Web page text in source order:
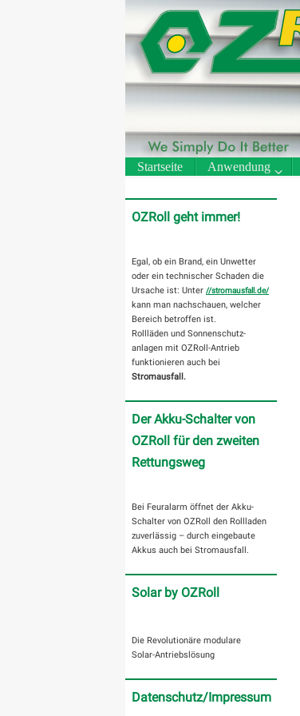
Zum
Inhalt
springen
Startseite Anwendung
OZRoll geht immer!
Egal, ob ein Brand, ein Unwetter
oder ein technischer Schaden die
Ursache ist: Unter //stromausfall.de/
kann man nachschauen, welcher
Bereich betroffen ist.
Rollläden und Sonnenschutz-
anlagen mit OZRoll-Antrieb
funktionieren auch bei
Stromausfall.
Der Akku-Schalter von
OZRoll für den zweiten
Rettungsweg
Bei Feuralarm öffnet der Akku-
Schalter von OZRoll den Rollladen
zuverlässig – durch eingebaute
Akkus auch bei Stromausfall.
Solar by OZRoll
Die Revolutionäre modulare
Solar-Antriebslösung
Datenschutz/Impressum